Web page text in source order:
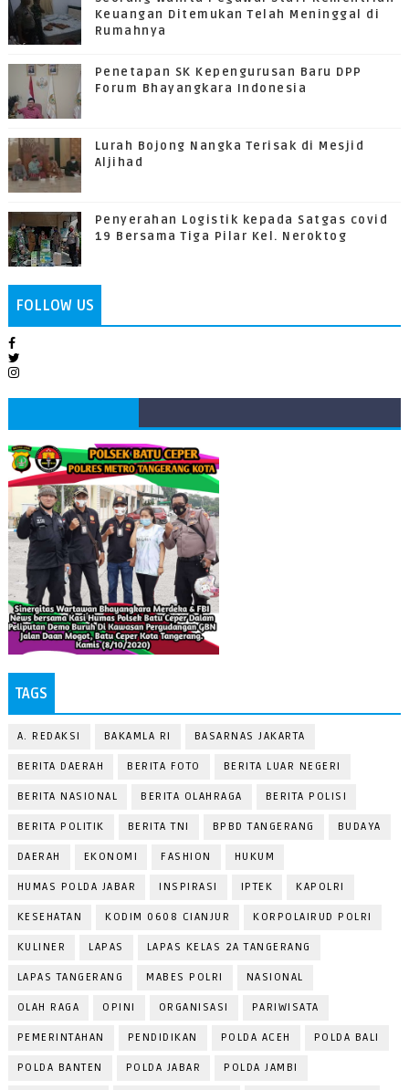
Keuangan Ditemukan Telah Meninggal di
Rumahnya
Penetapan SK Kepengurusan Baru DPP
Forum Bhayangkara Indonesia
Lurah Bojong Nangka Terisak di Mesjid
Aljihad
Penyerahan Logistik kepada Satgas covid
19 Bersama Tiga Pilar Kel. Neroktog
FOLLOW US
TAGS
A. REDAKSI BAKAMLA RI BASARNAS JAKARTA
BERITA DAERAH BERITA FOTO BERITA LUAR NEGERI
BERITA NASIONAL BERITA OLAHRAGA BERITA POLISI
BERITA POLITIK BERITA TNI BPBD TANGERANG BUDAYA
DAERAH EKONOMI FASHION HUKUM
HUMAS POLDA JABAR INSPIRASI IPTEK KAPOLRI
KESEHATAN KODIM 0608 CIANJUR KORPOLAIRUD POLRI
KULINER LAPAS LAPAS KELAS 2A TANGERANG
LAPAS TANGERANG MABES POLRI NASIONAL
OLAH RAGA OPINI ORGANISASI PARIWISATA
PEMERINTAHAN PENDIDIKAN POLDA ACEH POLDA BALI
POLDA BANTEN POLDA JABAR POLDA JAMBI